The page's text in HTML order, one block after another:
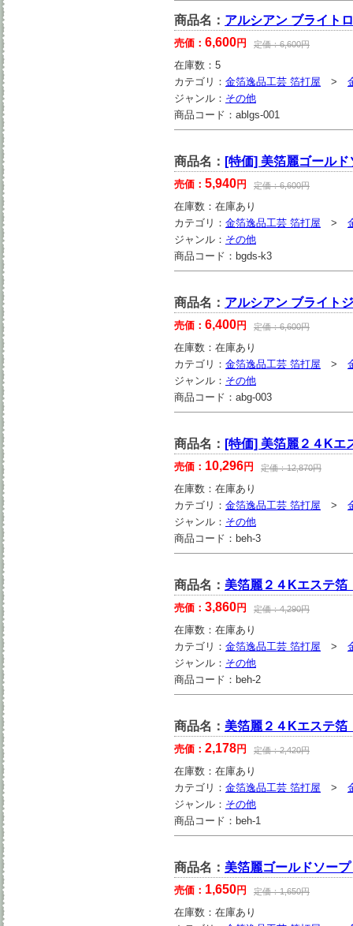
商品名： アルシアン ブライト
売価： 6,600円 定価：6,600円
在庫数： 5
カテゴリ： 金箔逸品工芸 箔打屋 >
ジャンル： その他
商品コード： ablgs-001
商品名： [特価] 美箔麗ゴール
売価： 5,940円 定価：6,600円
在庫数： 在庫あり
カテゴリ： 金箔逸品工芸 箔打屋 >
ジャンル： その他
商品コード： bgds-k3
商品名： アルシアン ブライト
売価： 6,400円 定価：6,600円
在庫数： 在庫あり
カテゴリ： 金箔逸品工芸 箔打屋 >
ジャンル： その他
商品コード： abg-003
商品名： [特価] 美箔麗２４K
売価： 10,296円 定価：12,870円
在庫数： 在庫あり
カテゴリ： 金箔逸品工芸 箔打屋 >
ジャンル： その他
商品コード： beh-3
商品名： 美箔麗２４Kエステ
売価： 3,860円 定価：4,290円
在庫数： 在庫あり
カテゴリ： 金箔逸品工芸 箔打屋 >
ジャンル： その他
商品コード： beh-2
商品名： 美箔麗２４Kエステ
売価： 2,178円 定価：2,420円
在庫数： 在庫あり
カテゴリ： 金箔逸品工芸 箔打屋 >
ジャンル： その他
商品コード： beh-1
商品名： 美箔麗ゴールドソー
売価： 1,650円 定価：1,650円
在庫数： 在庫あり